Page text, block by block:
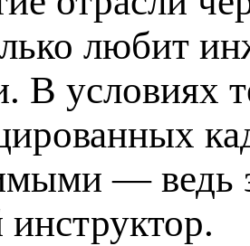
любит
В условиях
— ведь